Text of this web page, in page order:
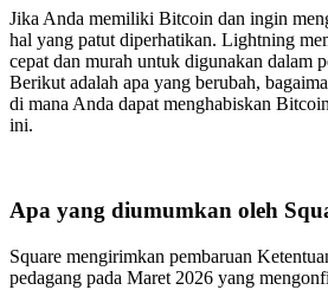
Jika Anda memiliki Bitcoin dan ingin
hal yang patut diperhatikan. Lightning
cepat dan murah untuk digunakan dalam
Berikut adalah apa yang berubah,
di mana Anda dapat menghabiskan
ini.
Apa yang diumumkan oleh
Square mengirimkan pembaruan
pedagang pada Maret 2026 yang